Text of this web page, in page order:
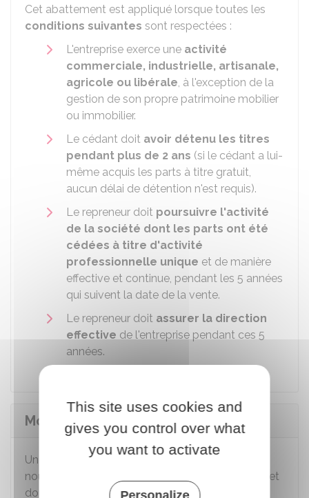
Cet abattement est appliqué lorsque toutes les
conditions suivantes sont respectées :
L'entreprise exerce une activité
commerciale, industrielle, artisanale,
agricole ou libérale, à l'exception de la
gestion de son propre patrimoine mobilier
ou immobilier.
Le cédant doit avoir détenu les titres
pendant plus de 2 ans (si le cédant a lui-
même acquis les parts à titre gratuit,
aucun délai de détention n'est requis).
Le repreneur doit poursuivre l'activité
de la société dont les parts ont été
cédées à titre d'activité
professionnelle unique et de manière
effective et continue, pendant les 5 années
qui suivent la date de la vente.
Le repreneur doit assurer la direction
effective de l'entreprise pendant ces 5
années.
Modification des statuts
Une cession de parts sociales implique une
nouvelle répartition des parts entre les associés et
donc
une modification des statuts
This site uses cookies and
gives you control over what
you want to activate
Personalize